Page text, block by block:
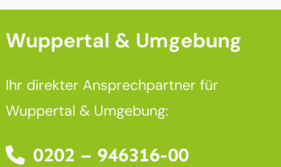
Wuppertal & Umgebung
Ihr direkter Ansprechpartner für
Wuppertal & Umgebung:
0202 – 946316-00